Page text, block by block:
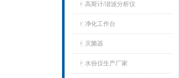
高斯计/谐波分析仪
净化工作台
灭菌器
水份仪生产厂家